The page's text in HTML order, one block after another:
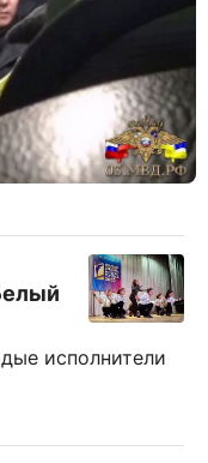
исполнители